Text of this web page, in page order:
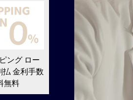
ング ロー
金利手数
無料